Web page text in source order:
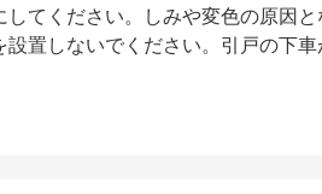
てください。しみや変色の原因と
置しないでください。引戸の下